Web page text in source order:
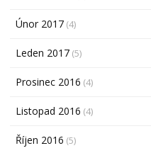
Únor 2017 (4)
Leden 2017 (5)
Prosinec 2016 (4)
Listopad 2016 (4)
Říjen 2016 (5)